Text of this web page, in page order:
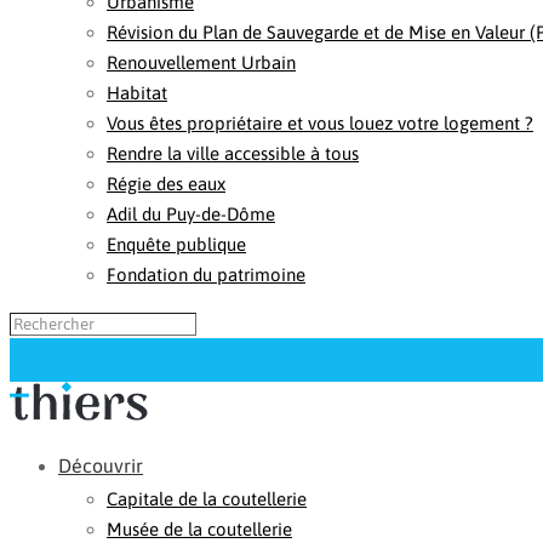
Révision du Plan de Sauvegarde et de Mise en Valeur
Renouvellement Urbain
Habitat
Vous êtes propriétaire et vous louez votre logement ?
Rendre la ville accessible à tous
Régie des eaux
Adil du Puy-de-Dôme
Enquête publique
Fondation du patrimoine
Découvrir
Capitale de la coutellerie
Musée de la coutellerie